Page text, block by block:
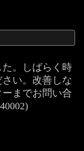
。しばらく時
い。改善しな
までお問い合